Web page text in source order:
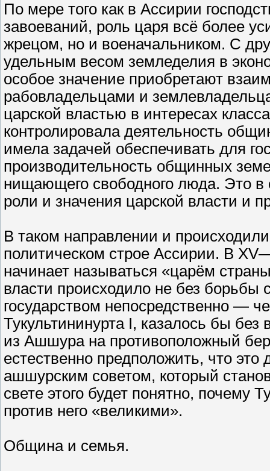
По мере того как в Ассирии
завоеваний, роль царя всё более
жрецом, но и военачальником. С
удельным весом земледелия в
особое значение приобретают
рабовладельцами и
царской властью в интересах
контролировала деятельность
имела задачей обеспечивать для
производительность общинных
нищающего свободного люда. Это в
роли и значения царской власти и
В таком направлении и
политическом строе Ассирии. В
начинает называться «царём
власти происходило не без борьбы
государством непосредственно —
Тукультининурта I, казалось бы
из Ашшура на противоположный
естественно предположить, что это
ашшурским советом, который
свете этого будет понятно, почему
против него «великими».
Община и семья.